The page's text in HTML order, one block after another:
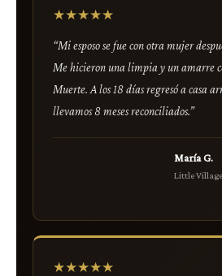
★★★★★
“Mi esposo se fue con otra mujer
Me hicieron una limpia y un amarre
Muerte. A los 18 días regresó a casa
llevamos 8 meses reconciliados.”
María G.
Little
★★★★★